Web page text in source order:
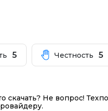
5 Честность 5
скачать? Не вопрос!